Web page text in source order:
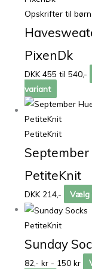
Opskrifter til
PixenDk
DKK 455 til 540,-
variant
PetiteKnit
PetiteKnit
DKK 214,- Vælg
PetiteKnit
Sunday
82,- kr - 150 kr